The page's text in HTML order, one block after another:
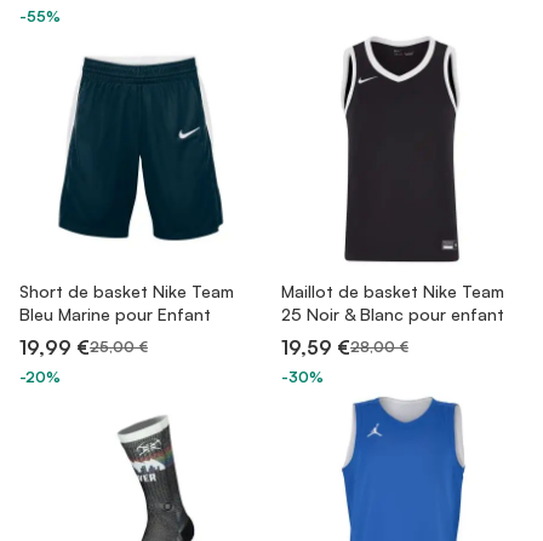
-55%
Short de basket Nike Team
Bleu Marine pour Enfant
19,99 €25,00 €
-20%
Maillot de basket Nike Team
25 Noir & Blanc pour enfant
19,59 €28,00 €
-30%